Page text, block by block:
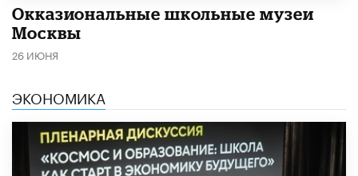
​Окказиональные школьные музеи
Москвы
26 ИЮНЯ
ЭКОНОМИКА